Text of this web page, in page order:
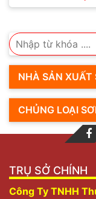
NHÀ SẢN XUẤT
CHỦNG LOẠI
TRỤ SỞ CHÍNH
Công Ty TNHH